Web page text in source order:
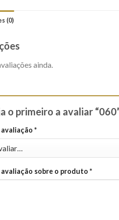
(0)
ainda.
o primeiro a avaliar
avaliação *
avaliação sobre o produto *